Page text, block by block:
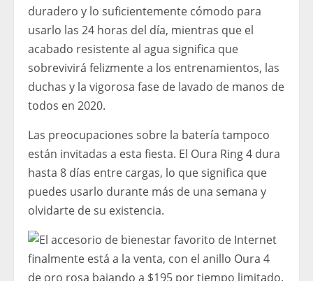
duradero y lo suficientemente cómodo para
usarlo las 24 horas del día, mientras que el
acabado resistente al agua significa que
sobrevivirá felizmente a los entrenamientos, las
duchas y la vigorosa fase de lavado de manos de
todos en 2020.
Las preocupaciones sobre la batería tampoco
están invitadas a esta fiesta. El Oura Ring 4 dura
hasta 8 días entre cargas, lo que significa que
puedes usarlo durante más de una semana y
olvidarte de su existencia.